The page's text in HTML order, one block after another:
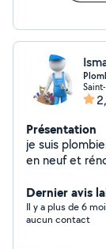
Présentation
je suis
en neuf et rénovation, ainsi que des dépannages. je
l'électricité et la vmc. je peux me
Etienne et sa
plus
Dernier avis
Il y a plus de 6
aucun contact